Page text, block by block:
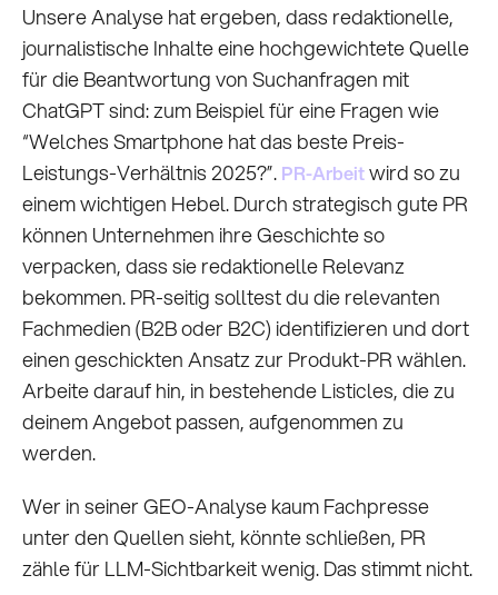
Unsere Analyse hat ergeben, dass redaktionelle,
journalistische Inhalte eine hochgewichtete Quelle
für die Beantwortung von Suchanfragen mit
ChatGPT sind: zum Beispiel für eine Fragen wie
“Welches Smartphone hat das beste Preis-
Leistungs-Verhältnis 2025?”. PR-Arbeitwird so zu
einem wichtigen Hebel. Durch strategisch gute PR
können Unternehmen ihre Geschichte so
verpacken, dass sie redaktionelle Relevanz
bekommen. PR-seitig solltest du die relevanten
Fachmedien (B2B oder B2C) identifizieren und dort
einen geschickten Ansatz zur Produkt-PR wählen.
Arbeite darauf hin, in bestehende Listicles, die zu
deinem Angebot passen, aufgenommen zu
werden.
Wer in seiner GEO-Analyse kaum Fachpresse
unter den Quellen sieht, könnte schließen, PR
zähle für LLM-Sichtbarkeit wenig. Das stimmt nicht.